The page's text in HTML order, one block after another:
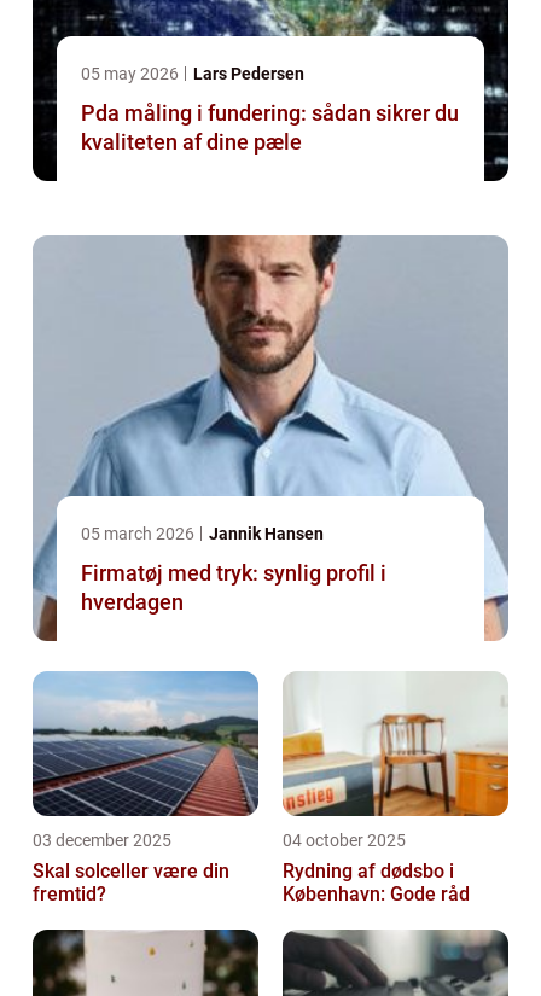
05 may 2026 Lars Pedersen
Pda måling i fundering: sådan sikrer du
kvaliteten af dine pæle
05 march 2026 Jannik Hansen
Firmatøj med tryk: synlig profil i
hverdagen
03 december 2025
Skal solceller være din
fremtid?
04 october 2025
Rydning af dødsbo i
København: Gode råd